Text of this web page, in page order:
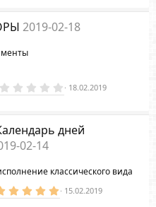
0
з
в
2019-02-18
0
.
0
в
18.02.2019
дней
02-14
классического вида
5
.
15.02.2019